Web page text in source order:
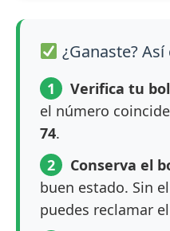
¿Ganaste?
1 Verifica tu
el número
74.
2
Conserva el
buen estado. Sin
puedes reclamar